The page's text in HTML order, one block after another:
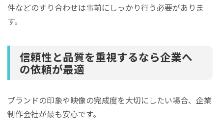
件などのすり合わせは事前にしっかり行う必要がありま
す。
信頼性と品質を重視するなら企業へ
の依頼が最適
ブランドの印象や映像の完成度を大切にしたい場合、企業
制作会社が最も安心です。